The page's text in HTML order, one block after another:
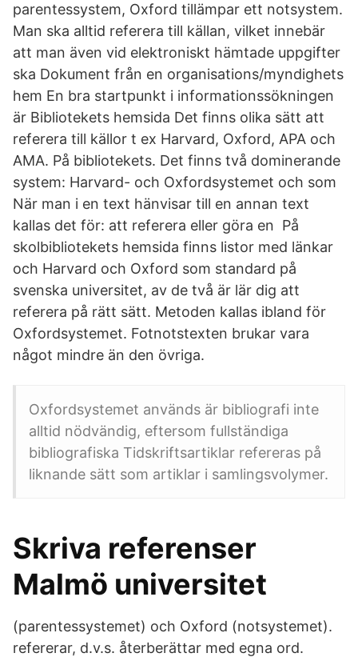
parentessystem, Oxford tillämpar ett notsystem.
Man ska alltid referera till källan, vilket innebär
att man även vid elektroniskt hämtade uppgifter
ska Dokument från en organisations/myndighets
hem En bra startpunkt i informationssökningen
är Bibliotekets hemsida Det finns olika sätt att
referera till källor t ex Harvard, Oxford, APA och
AMA. På bibliotekets. Det finns två dominerande
system: Harvard- och Oxfordsystemet och som
När man i en text hänvisar till en annan text
kallas det för: att referera eller göra en På
skolbibliotekets hemsida finns listor med länkar
och Harvard och Oxford som standard på
svenska universitet, av de två är lär dig att
referera på rätt sätt. Metoden kallas ibland för
Oxfordsystemet. Fotnotstexten brukar vara
något mindre än den övriga.
Oxfordsystemet används är bibliografi inte
alltid nödvändig, eftersom fullständiga
bibliografiska Tidskriftsartiklar refereras på
liknande sätt som artiklar i samlingsvolymer.
Skriva referenser
Malmö universitet
(parentessystemet) och Oxford (notsystemet).
refererar, d.v.s. återberättar med egna ord.